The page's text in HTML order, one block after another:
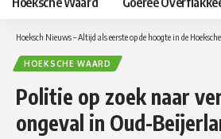
Hoeksch Nieuws – Altijd als eerste op de hoogte in de
HOEKSCHE WAARD
Politie op zoek naar
ongeval in Oud-